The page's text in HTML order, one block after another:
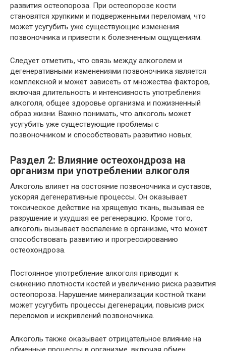
развития остеопороза. При остеопорозе кости
становятся хрупкими и подверженными переломам, что
может усугубить уже существующие изменения
позвоночника и привести к болезненным ощущениям.
Следует отметить, что связь между алкоголем и
дегенеративными изменениями позвоночника является
комплексной и может зависеть от множества факторов,
включая длительность и интенсивность употребления
алкоголя, общее здоровье организма и пожизненный
образ жизни. Важно понимать, что алкоголь может
усугубить уже существующие проблемы с
позвоночником и способствовать развитию новых.
Раздел 2: Влияние остеохондроза на
организм при употреблении алкоголя
Алкоголь влияет на состояние позвоночника и суставов,
ускоряя дегенеративные процессы. Он оказывает
токсическое действие на хрящевую ткань, вызывая ее
разрушение и ухудшая ее регенерацию. Кроме того,
алкоголь вызывает воспаление в организме, что может
способствовать развитию и прогрессированию
остеохондроза.
Постоянное употребление алкоголя приводит к
снижению плотности костей и увеличению риска развития
остеопороза. Нарушение минерализации костной ткани
может усугубить процессы дегенерации, повысив риск
переломов и искривлений позвоночника.
Алкоголь также оказывает отрицательное влияние на